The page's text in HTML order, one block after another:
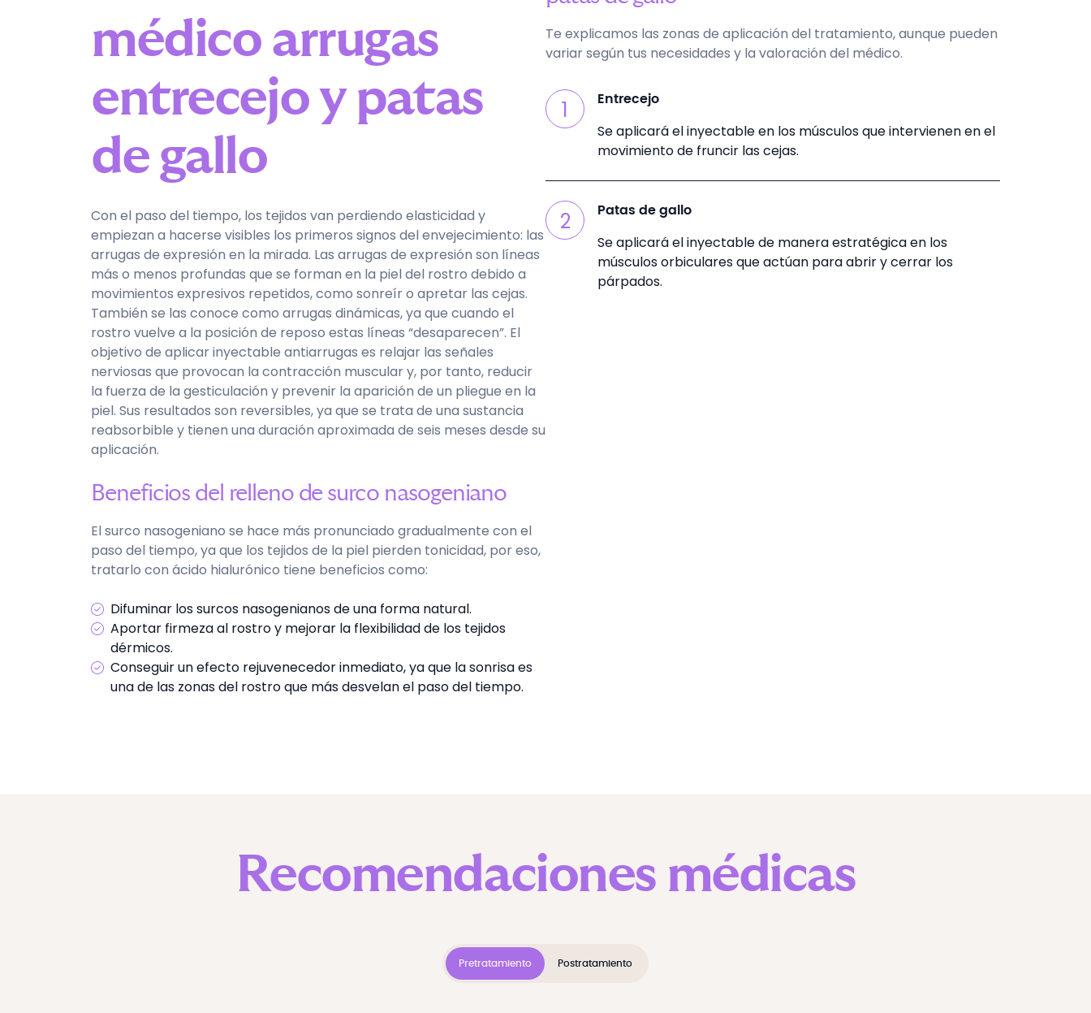
médico arrugas
entrecejo y patas
de gallo
Con el paso del tiempo, los tejidos van perdiendo elasticidad y
empiezan a hacerse visibles los primeros signos del envejecimiento: las
arrugas de expresión en la mirada. Las arrugas de expresión son líneas
más o menos profundas que se forman en la piel del rostro debido a
movimientos expresivos repetidos, como sonreír o apretar las cejas.
También se las conoce como arrugas dinámicas, ya que cuando el
rostro vuelve a la posición de reposo estas líneas “desaparecen”. El
objetivo de aplicar inyectable antiarrugas es relajar las señales
nerviosas que provocan la contracción muscular y, por tanto, reducir
la fuerza de la gesticulación y prevenir la aparición de un pliegue en la
piel. Sus resultados son reversibles, ya que se trata de una sustancia
reabsorbible y tienen una duración aproximada de seis meses desde su
aplicación.
Beneficios del relleno de surco nasogeniano
El surco nasogeniano se hace más pronunciado gradualmente con el
paso del tiempo, ya que los tejidos de la piel pierden tonicidad, por eso,
tratarlo con ácido hialurónico tiene beneficios como:
Difuminar los surcos nasogenianos de una forma natural.
Aportar firmeza al rostro y mejorar la flexibilidad de los tejidos
dérmicos.
Conseguir un efecto rejuvenecedor inmediato, ya que la sonrisa es
una de las zonas del rostro que más desvelan el paso del tiempo.
Te explicamos las zonas de aplicación del tratamiento, aunque pueden
variar según tus necesidades y la valoración del médico.
1 Entrecejo
Se aplicará el inyectable en los músculos que intervienen en el
movimiento de fruncir las cejas.
2 Patas de gallo
Se aplicará el inyectable de manera estratégica en los
músculos orbiculares que actúan para abrir y cerrar los
párpados.
Recomendaciones médicas
Pretratamiento Postratamiento